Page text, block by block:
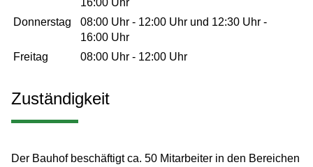
16:00 Uhr
Donnerstag
08:00 Uhr - 12:00 Uhr und 12:30 Uhr -
16:00 Uhr
Freitag
08:00 Uhr - 12:00 Uhr
Zuständigkeit
Der Bauhof beschäftigt ca. 50 Mitarbeiter in den Bereichen